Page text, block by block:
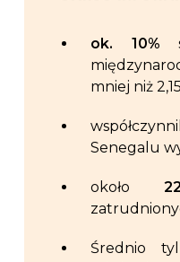
ok. 10%
mniej niż
Senegalu
około
Średnio